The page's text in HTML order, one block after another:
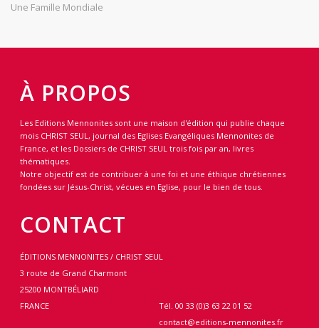
Une Famille Mondiale
À PROPOS
Les Editions Mennonites sont une maison d'édition qui publie chaque
mois CHRIST SEUL, journal des Eglises Evangéliques Mennonites de
France, et les Dossiers de CHRIST SEUL trois fois par an, livres
thématiques.
Notre objectif est de contribuer à une foi et une éthique chrétiennes
fondées sur Jésus-Christ, vécues en Eglise, pour le bien de tous.
CONTACT
ÉDITIONS MENNONITES / CHRIST SEUL
3 route de Grand Charmont
25200 MONTBÉLIARD
FRANCE
Tél. 00 33 (0)3 63 22 01 52
contact@editions-mennonites.fr